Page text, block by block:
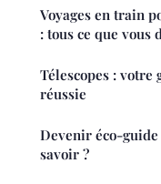
Voyages en train
: tous ce que vous
Télescopes : votre
réussie
Devenir éco-
savoir ?